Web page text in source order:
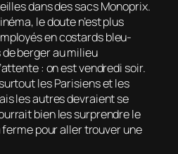
dans des sacs Monoprix.
le doute n’est plus
en costards bleu-
berger au milieu
: on est vendredi soir.
les Parisiens et les
les autres devraient se
bien les surprendre le
pour aller trouver une